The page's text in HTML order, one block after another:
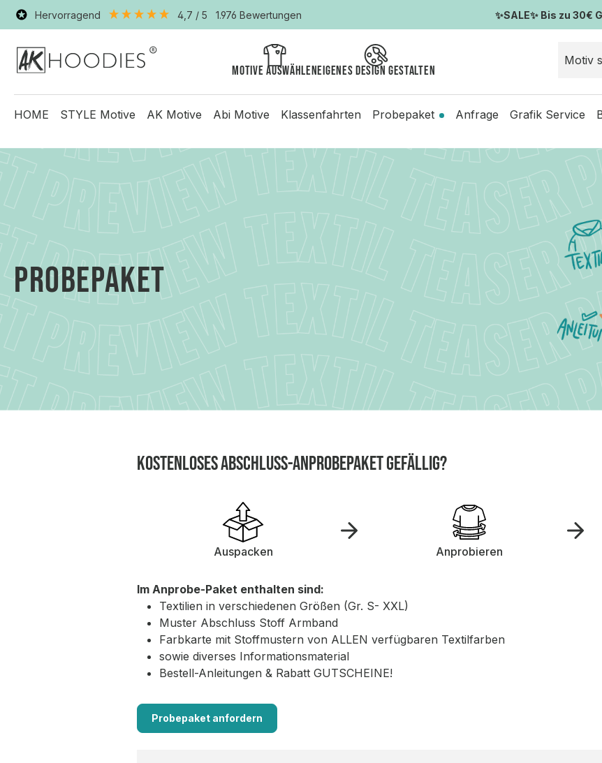
Hervorragend 4,7 / 5 1.976 Bewertungen ✨SALE✨ Bis zu
Motive auswählenEigenes Design gestalten
HOME STYLE Motive AK Motive Abi Motive Klassenfahrten Probepaket Anfrage Grafik Service
PROBEPAKET
Kostenloses Abschluss-Anprobepaket gefällig?
Auspacken Anprobieren
Im Anprobe-Paket enthalten sind:
Textilien in verschiedenen Größen (Gr. S- XXL)
Muster Abschluss Stoff Armband
Farbkarte mit Stoffmustern von ALLEN verfügbaren Textilfarben
sowie diverses Informationsmaterial
Bestell-Anleitungen & Rabatt GUTSCHEINE!
Probepaket anfordern